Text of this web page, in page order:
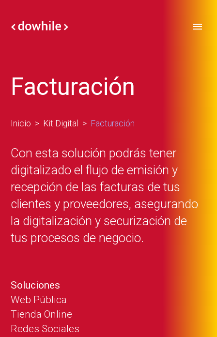
Facturación
Inicio Kit Digital Facturación
Con esta solución podrás tener
digitalizado el flujo de emisión y
recepción de las facturas de tus
clientes y proveedores, asegurando
la digitalización y securización de
tus procesos de negocio.
Soluciones
Web Pública
Tienda Online
Redes Sociales